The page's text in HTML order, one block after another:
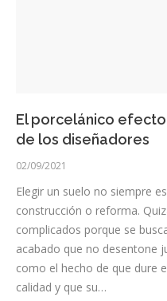
El porcelánico
de los diseñadores
02/09/2021
Elegir un suelo no siempre
construcción o reforma.
complicados porque se
acabado que no desentone
como el hecho de que dure
calidad y que su…